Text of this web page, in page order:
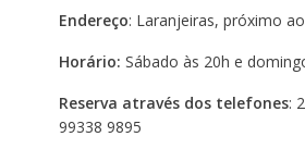
Endereço: Laranjeiras, próximo
Horário: Sábado às 20h e
Reserva através dos telefones:
99338 9895